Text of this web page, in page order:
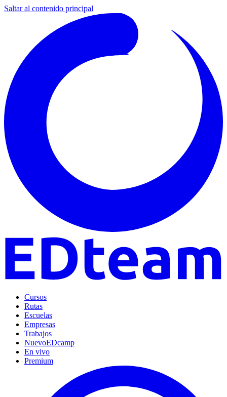
Saltar al contenido principal
Cursos
Rutas
Escuelas
Empresas
Trabajos
NuevoEDcamp
En vivo
Premium